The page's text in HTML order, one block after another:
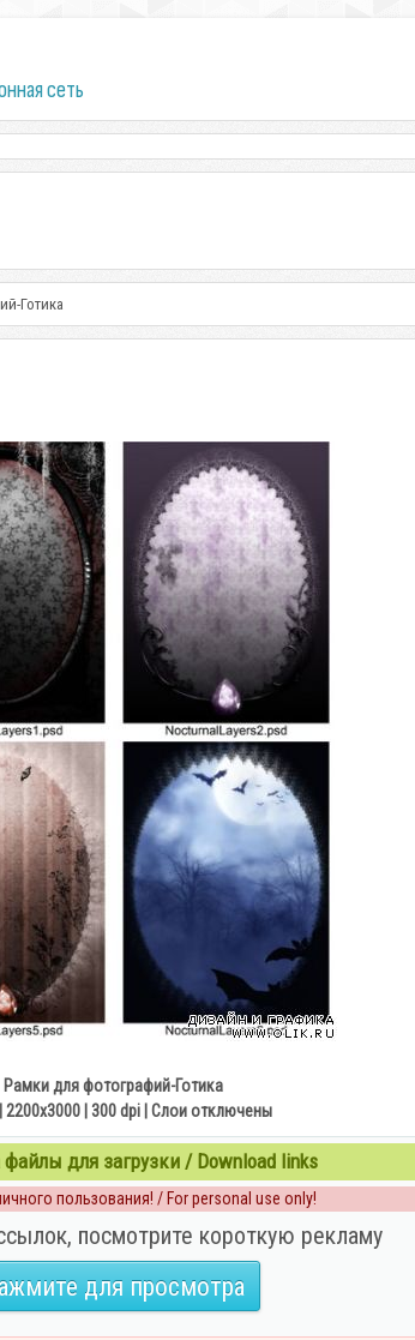
сеть
Готика
Рамки для фотографий-Готика
2200x3000 | 300 dpi | Слои отключены
для загрузки / Download links
пользования! / For personal use only!
посмотрите короткую рекламу
для просмотра